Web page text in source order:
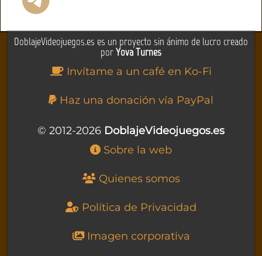
DoblajeVideojuegos.es es un proyecto sin ánimo de lucro creado
porYova Turnes
Invítame a un café en Ko-Fi
Haz una donación vía PayPal
© 2012-2026 DoblajeVideojuegos.es
Sobre la web
Quienes somos
Política de Privacidad
Imagen corporativa